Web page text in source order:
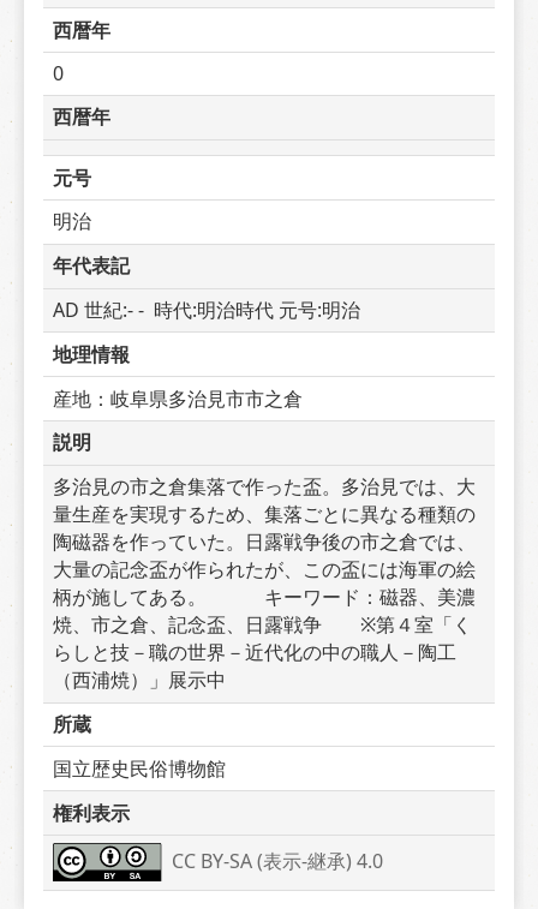
西暦年
0
西暦年
元号
明治
年代表記
AD 世紀:- -  時代:明治時代 元号:明治
地理情報
産地：岐阜県多治見市市之倉
説明
多治見の市之倉集落で作った盃。多治見では、大
量生産を実現するため、集落ごとに異なる種類の
陶磁器を作っていた。日露戦争後の市之倉では、
大量の記念盃が作られたが、この盃には海軍の絵
柄が施してある。　　　キーワード：磁器、美濃
焼、市之倉、記念盃、日露戦争　　※第４室「く
らしと技－職の世界－近代化の中の職人－陶工
（西浦焼）」展示中
所蔵
国立歴史民俗博物館
権利表示
CC BY-SA (表示-継承) 4.0